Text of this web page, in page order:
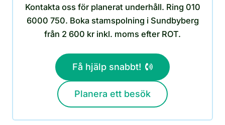
Kontakta oss för planerat underhåll. Ring 010
6000 750. Boka stamspolning i Sundbyberg
från 2 600 kr inkl. moms efter ROT.
Få hjälp snabbt!
Planera ett besök